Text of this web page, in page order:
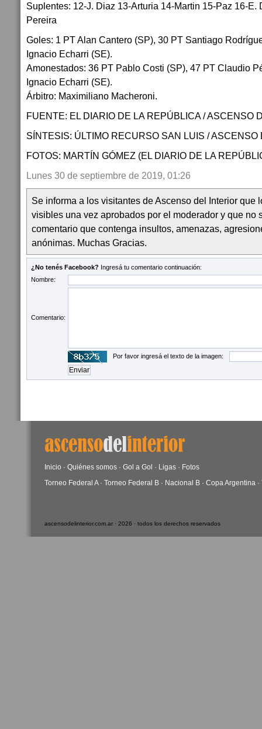
Suplentes: 12-J. Diaz 13-Arturia 14-Martin 15-Paz 16-E.
Pereira
Goles: 1 PT Alan Cantero (SP), 30 PT Santiago
Ignacio Echarri (SE).
Amonestados: 36 PT Pablo Costi (SP), 47 PT Claudio
Ignacio Echarri (SE).
Árbitro: Maximiliano Macheroni.
FUENTE: EL DIARIO DE LA REPÚBLICA / ASCENSO
SÍNTESIS: ÚLTIMO RECURSO SAN LUIS / ASCENSO
FOTOS: MARTÍN GÓMEZ (EL DIARIO DE LA
Lunes 30 de septiembre de 2019, 01:26
Se informa a los visitantes de Ascenso del Interior que
visibles una vez aprobados por el moderador y que no
comentario que contenga insultos, amenazas,
anónimas. Muchas Gracias.
¿No tenés Facebook? Ingresá tu comentario continuación:
Nombre:
Comentario:
Por favor ingresá el texto de la imagen:
Inicio · Quiénes somos · Gol a Gol · Ligas · Fotos
Torneo Federal A· Torneo Federal B · Nacional B · Copa Argentina ·
ascensodelinterior.com.ar · 2026 · todos los derechos reservados